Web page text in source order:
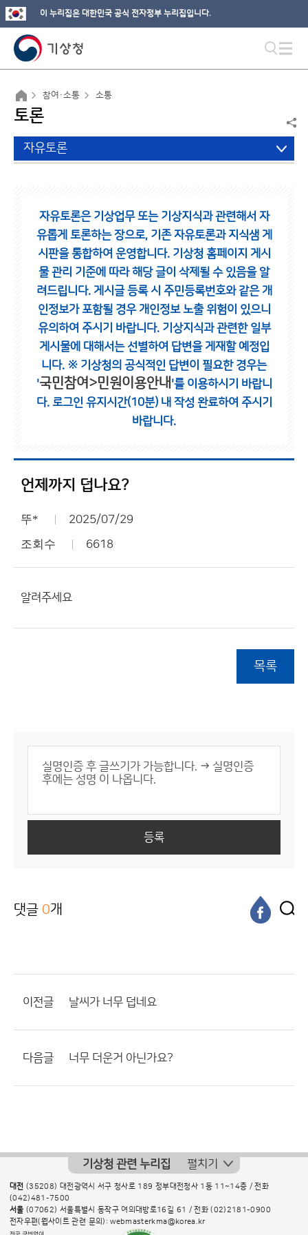
이 누리집은 대한민국 공식 전자정부 누리집입니다.
참여·소통 소통
토론
자유토론
자유토론은 기상업무 또는 기상지식과 관련해서 자
유롭게 토론하는 장으로, 기존 자유토론과 지식샘 게
시판을 통합하여 운영합니다. 기상청 홈페이지 게시
물 관리 기준에 따라 해당 글이 삭제될 수 있음을 알
려드립니다. 게시글 등록 시 주민등록번호와 같은 개
인정보가 포함될 경우 개인정보 노출 위험이 있으니
유의하여 주시기 바랍니다. 기상지식과 관련한 일부
게시물에 대해서는 선별하여 답변을 게재할 예정입
니다. ※ 기상청의 공식적인 답변이 필요한 경우는
'국민참여>민원이용안내 '를 이용하시기 바랍니
다. 로그인 유지시간(10분) 내 작성 완료하여 주시기
바랍니다.
언제까지 덥나요?
뚜* 2025/07/29
조회수 6618
알려주세요
목록
등록
댓글 0개
이전글 날씨가 너무 덥네요
다음글 너무 더운거 아닌가요?
기상청 관련 누리집 펼치기
대전 (35208) 대전광역시 서구 청사로 189 정부대전청사 1동 11~14층 / 전화
(042)481-7500
서울 (07062) 서울특별시 동작구 여의대방로16길 61 / 전화(02)2181-0900
전자우편(웹사이트 관련 문의): webmasterkma@korea.kr